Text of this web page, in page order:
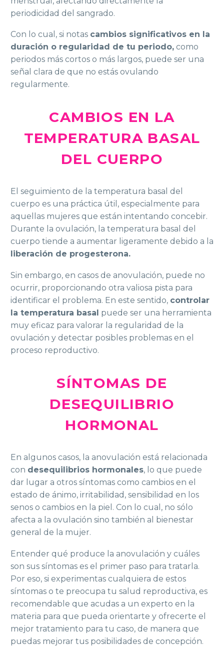
periodicidad del sangrado.
Con lo cual, si notas cambios significativos en la
duración o regularidad de tu periodo, como
periodos más cortos o más largos, puede ser una
señal clara de que no estás ovulando
regularmente.
CAMBIOS EN LA
TEMPERATURA BASAL
DEL CUERPO
El seguimiento de la temperatura basal del
cuerpo es una práctica útil, especialmente para
aquellas mujeres que están intentando concebir.
Durante la ovulación, la temperatura basal del
cuerpo tiende a aumentar ligeramente debido a la
liberación de progesterona.
Sin embargo, en casos de anovulación, puede no
ocurrir, proporcionando otra valiosa pista para
identificar el problema. En este sentido, controlar
la temperatura basal puede ser una herramienta
muy eficaz para valorar la regularidad de la
ovulación y detectar posibles problemas en el
proceso reproductivo.
SÍNTOMAS DE
DESEQUILIBRIO
HORMONAL
En algunos casos, la anovulación está relacionada
con desequilibrios hormonales, lo que puede
dar lugar a otros síntomas como cambios en el
estado de ánimo, irritabilidad, sensibilidad en los
senos o cambios en la piel. Con lo cual, no sólo
afecta a la ovulación sino también al bienestar
general de la mujer.
Entender qué produce la anovulación y cuáles
son sus síntomas es el primer paso para tratarla.
Por eso, si experimentas cualquiera de estos
síntomas o te preocupa tu salud reproductiva, es
recomendable que acudas a un experto en la
materia para que pueda orientarte y ofrecerte el
mejor tratamiento para tu caso, de manera que
puedas mejorar tus posibilidades de concepción.